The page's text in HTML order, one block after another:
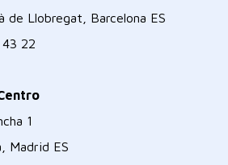
de Llobregat, Barcelona ES
22
1
Madrid ES